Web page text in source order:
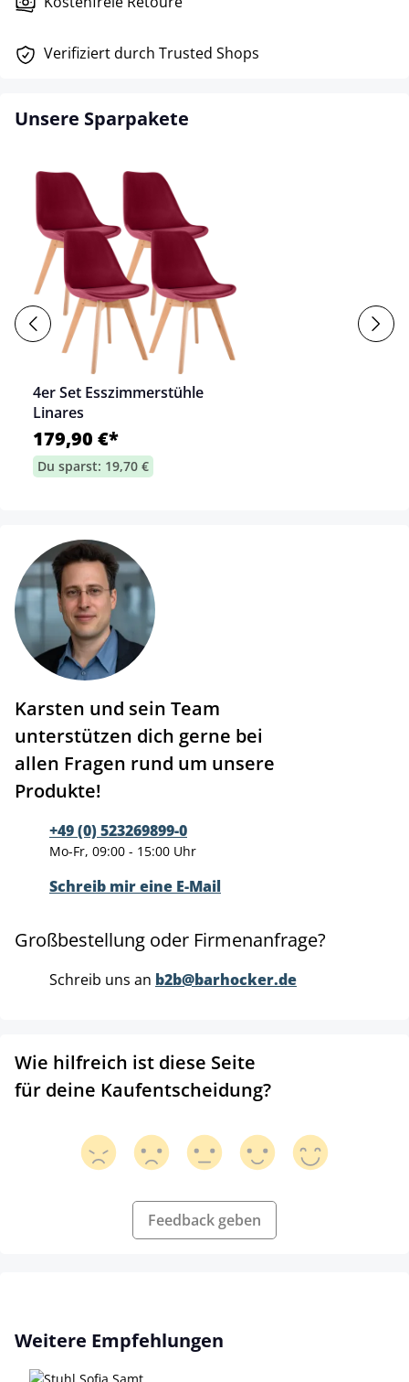
Verifiziert durch Trusted Shops
Unsere Sparpakete
4er Set Esszimmerstühle
Linares
179,90 €*
Du sparst: 19,70 €
Karsten und sein Team
unterstützen dich gerne bei
allen Fragen rund um unsere
Produkte!
+49 (0) 523269899-0
Mo-Fr, 09:00 - 15:00 Uhr
Schreib mir eine E-Mail
Großbestellung oder Firmenanfrage?
Schreib uns an b2b@barhocker.de
Wie hilfreich ist diese Seite
für deine Kaufentscheidung?
Feedback geben
Produktgalerie überspringen
Weitere Empfehlungen